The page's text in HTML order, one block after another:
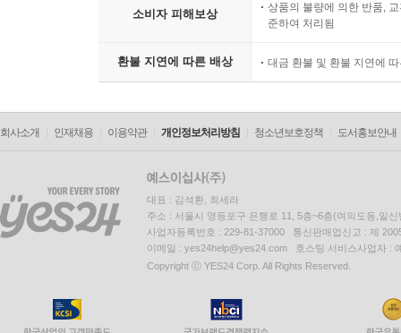
소비자 피해보상
상품의 불량에 의한 반품,
준하여 처리됨
환불 지연에 따른 배상 대금 환불 및 환불 지연에
회사소개 인재채용 이용약관 개인정보처리방침 청소년보호정책 도서홍보안내
대표 : 김석환, 최세라
주소 : 서울시 영등포구 은행로 11, 5층~6층(여의도동,일신
사업자등록번호 : 229-81-37000 통신판매업신고 : 제
이메일 : yes24help@yes24.com 호스팅 서비스사업자 :
Copyright ⓒ YES24 Corp. All Rights Reserved.